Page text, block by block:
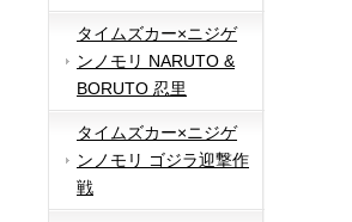
タイムズカー×ニジゲ
ンノモリ NARUTO &
BORUTO 忍里
タイムズカー×ニジゲ
ンノモリ ゴジラ迎撃作
戦